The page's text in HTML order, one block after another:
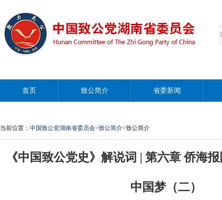
首页 致公简介 省委新闻
当前位置： 中国致公党湖南省委员会>致公简介>致公简介
《中国致公党史》解说词 | 第六章 侨海
中国梦（二）